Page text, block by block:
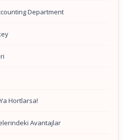
Department
Hortlarsa!
Avantajlar